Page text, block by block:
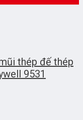
thép đế thép
9531